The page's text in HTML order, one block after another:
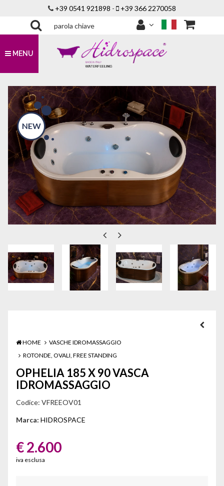
+39 0541 921898 - +39 366 2270058
MENU
HOME
VASCHE IDROMASSAGGIO
ROTONDE, OVALI, FREE STANDING
OPHELIA 185 X 90 VASCA
IDROMASSAGGIO
Codice: VFREEOV01
Marca: HIDROSPACE
€ 2.600
iva esclusa